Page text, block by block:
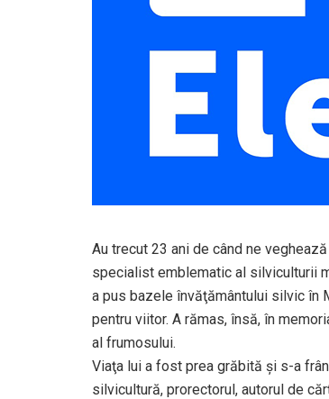
Au trecut 23 ani de când ne
specialist emblematic al silviculturii
a pus bazele învăţământului silvic în
pentru viitor. A rămas, însă, în
al frumosului.
Viaţa lui a fost prea grăbită şi s-a
silvicultură, prorectorul, autorul de